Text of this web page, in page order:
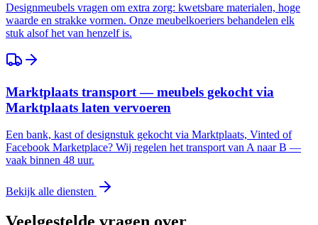
Designmeubels vragen om extra zorg: kwetsbare materialen, hoge
waarde en strakke vormen. Onze meubelkoeriers behandelen elk
stuk alsof het van henzelf is.
Marktplaats transport — meubels gekocht via
Marktplaats laten vervoeren
Een bank, kast of designstuk gekocht via Marktplaats, Vinted of
Facebook Marketplace? Wij regelen het transport van A naar B —
vaak binnen 48 uur.
Bekijk alle diensten